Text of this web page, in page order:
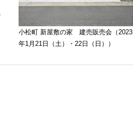
小松町 新屋敷の家 建売販売会（2023
年1月21日（土）・22日（日））